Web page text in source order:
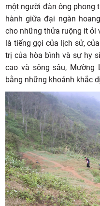
một người đàn ông phong
hành giữa đại ngàn
cho những thửa ruộng ít ỏi
là tiếng gọi của lịch sử,
trị của hòa bình và sự hy
cao và sông sâu,
bằng những khoảnh khắc